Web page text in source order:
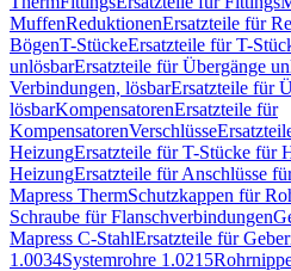
MuffenReduktionenErsatzteile für
BögenT-StückeErsatzteile für T-
unlösbarErsatzteile für Übergänge
Verbindungen, lösbarErsatzteile für
lösbarKompensatorenErsatzteile für
KompensatorenVerschlüsse
HeizungErsatzteile für T-Stücke für
HeizungErsatzteile für Anschlüsse
Mapress ThermSchutzkappen für
Schraube für Flanschverbindungen
Mapress C-StahlErsatzteile für
1.0034Systemrohre 1.0215